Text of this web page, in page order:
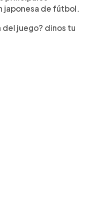
japonesa de fútbol.
juego? dinos tu